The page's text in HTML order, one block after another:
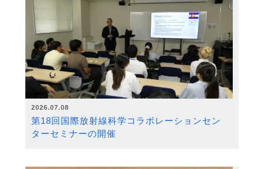
2026.07.08
第18回国際放射線科学コラボレーションセン
ターセミナーの開催